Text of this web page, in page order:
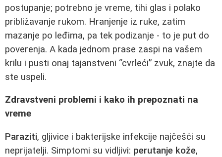
postupanje; potrebno je vreme, tihi glas i polako
približavanje rukom. Hranjenje iz ruke, zatim
mazanje po leđima, pa tek podizanje - to je put do
poverenja. A kada jednom prase zaspi na vašem
krilu i pusti onaj tajanstveni “cvrleći” zvuk, znajte da
ste uspeli.
Zdravstveni problemi i kako ih prepoznati na
vreme
Paraziti, gljivice i bakterijske infekcije najčešći su
neprijatelji. Simptomi su vidljivi: perutanje kože,